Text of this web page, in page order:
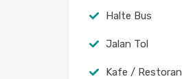
Halte Bus
Jalan Tol
Kafe / Restoran